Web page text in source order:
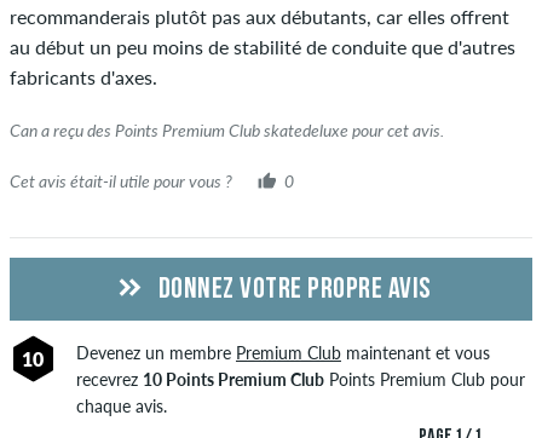
recommanderais plutôt pas aux débutants, car elles offrent
au début un peu moins de stabilité de conduite que d'autres
fabricants d'axes.
Can a reçu des Points Premium Club skatedeluxe pour cet avis.
Cet avis était-il utile pour vous ? 0
DONNEZ VOTRE PROPRE AVIS
10 Devenez un membre Premium Clubmaintenant et vous
recevrez 10 Points Premium ClubPoints Premium Club pour
chaque avis.